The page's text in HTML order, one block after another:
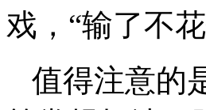
戏，“输了不
值得注意的